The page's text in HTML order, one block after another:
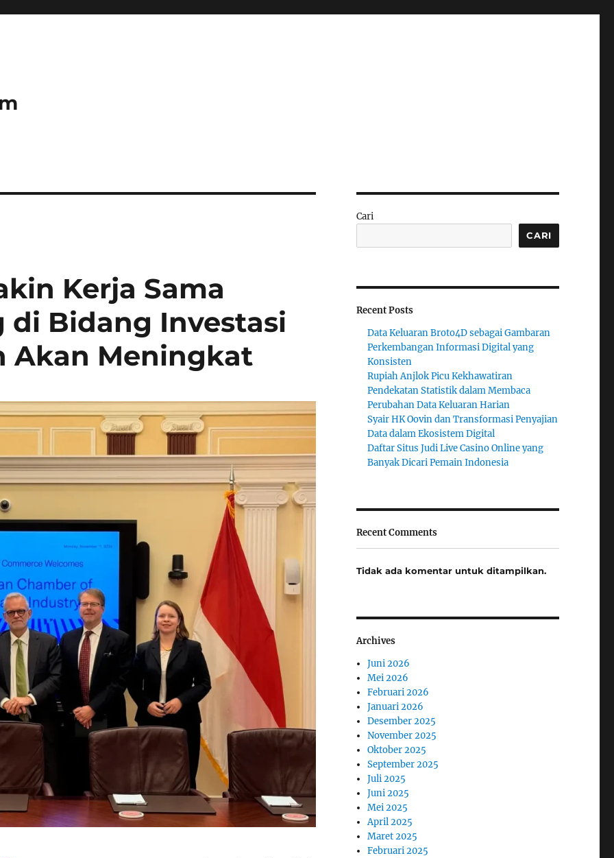
Kerja Sama
di Bidang Investasi
Akan Meningkat
Cari
CARI
Recent Posts
Data Keluaran Broto4D sebagai Gambaran
Perkembangan Informasi Digital yang
Konsisten
Rupiah Anjlok Picu Kekhawatiran
Pendekatan Statistik dalam Membaca
Perubahan Data Keluaran Harian
Syair HK Oovin dan Transformasi Penyajian
Data dalam Ekosistem Digital
Daftar Situs Judi Live Casino Online yang
Banyak Dicari Pemain Indonesia
Recent Comments
Tidak ada komentar untuk ditampilkan.
Archives
Juni 2026
Mei 2026
Februari 2026
Januari 2026
Desember 2025
November 2025
Oktober 2025
September 2025
Juli 2025
Juni 2025
Mei 2025
April 2025
Maret 2025
Februari 2025